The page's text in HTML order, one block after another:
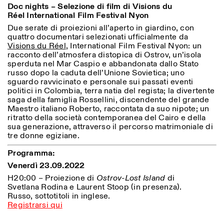
Jobs
Altre Attività
NEWSLETTER
Registrati alla nostra newsletter per ricevere
informazioni sui nostri eventi
Facebook Instagram Linkedin Vimeo
Privacy Policy
ORARI PORTINERIA:
LUN-VEN
09:00–13:30, 14:30–18:00
ORARI MOSTRE:
Atlas Studios
Mercoledì/Venerdì: 14:30-
18:30
Giovedì: 14:30-20:00
Sabato/Domenica: 11:00-
18:30
VISITE GUIDATE:
Solo su prenotazione
(italiano, inglese)
Tariffa: 10€ per persona
Per prenotazioni:
Tutte le categorie
Antropologia
Archeologia
Architettura
Arte
Astrofisica
Book launch
Altre opzioni...
Durata (giorni)
1
365
Doc nights – Selezione di film di Visions du
Réel International Film Festival Nyon
Due serate di proiezioni all’aperto in giardino, con
quattro documentari selezionati ufficialmente da
Visions du Réel, International Film Festival Nyon: un
racconto dell’atmosfera distopica di Ostrov, un’isola
sperduta nel Mar Caspio e abbandonata dallo Stato
russo dopo la caduta dell’Unione Sovietica; uno
sguardo ravvicinato e personale sui passati eventi
politici in Colombia, terra natia del regista; la divertente
saga della famiglia Rossellini, discendente del grande
Maestro italiano Roberto, raccontata da suo nipote; un
ritratto della società contemporanea del Cairo e della
sua generazione, attraverso il percorso matrimoniale di
tre donne egiziane.
Programma:
Venerdì 23.09.2022
H20:00 – Proiezione di Ostrov-Lost Island di
Svetlana Rodina e Laurent Stoop (in presenza).
Russo, sottotitoli in inglese.
Registrarsi qui